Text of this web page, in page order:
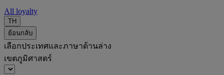
All loyalty
TH
ย้อนกลับ
เลือกประเทศและภาษาด้านล่าง
เขตภูมิศาสตร์